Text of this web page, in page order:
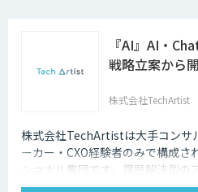
『AI』AI・
戦略立案から
株式会社TechArtist
株式会社TechArtistは大手コンサ
ーカー・CXO経験者のみで構成さ
ショナル集団です。課題解決型
るソリューションを『高速』『高